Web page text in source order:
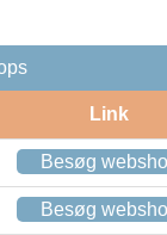
Link
Besøg
Besøg